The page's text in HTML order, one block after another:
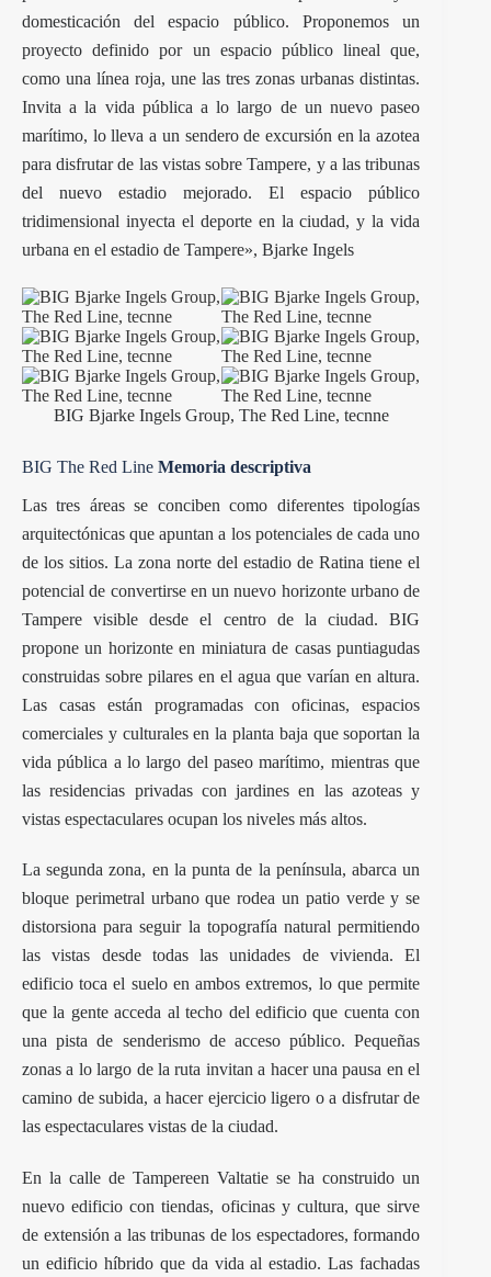
domesticación del espacio público. Proponemos un
proyecto definido por un espacio público lineal que,
como una línea roja, une las tres zonas urbanas distintas.
Invita a la vida pública a lo largo de un nuevo paseo
marítimo, lo lleva a un sendero de excursión en la azotea
para disfrutar de las vistas sobre Tampere, y a las tribunas
del nuevo estadio mejorado. El espacio público
tridimensional inyecta el deporte en la ciudad, y la vida
urbana en el estadio de Tampere», Bjarke Ingels
BIG Bjarke Ingels Group, The Red Line, tecnne
BIG The Red Line Memoria descriptiva
Las tres áreas se conciben como diferentes tipologías
arquitectónicas que apuntan a los potenciales de cada uno
de los sitios. La zona norte del estadio de Ratina tiene el
potencial de convertirse en un nuevo horizonte urbano de
Tampere visible desde el centro de la ciudad. BIG
propone un horizonte en miniatura de casas puntiagudas
construidas sobre pilares en el agua que varían en altura.
Las casas están programadas con oficinas, espacios
comerciales y culturales en la planta baja que soportan la
vida pública a lo largo del paseo marítimo, mientras que
las residencias privadas con jardines en las azoteas y
vistas espectaculares ocupan los niveles más altos.
La segunda zona, en la punta de la península, abarca un
bloque perimetral urbano que rodea un patio verde y se
distorsiona para seguir la topografía natural permitiendo
las vistas desde todas las unidades de vivienda. El
edificio toca el suelo en ambos extremos, lo que permite
que la gente acceda al techo del edificio que cuenta con
una pista de senderismo de acceso público. Pequeñas
zonas a lo largo de la ruta invitan a hacer una pausa en el
camino de subida, a hacer ejercicio ligero o a disfrutar de
las espectaculares vistas de la ciudad.
En la calle de Tampereen Valtatie se ha construido un
nuevo edificio con tiendas, oficinas y cultura, que sirve
de extensión a las tribunas de los espectadores, formando
un edificio híbrido que da vida al estadio. Las fachadas